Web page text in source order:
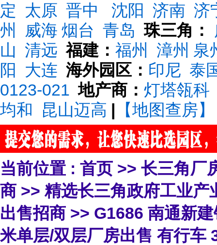
定 太原 晋中 沈阳 济南 济
州
威海 烟台 青岛 珠三角：
山 清远 福建： 福州 漳州 泉
阳
大连 海外园区： 印尼 泰
0123-021 地产商： 灯塔瓴科
均和
昆山迈高 | 【地图查房】
当前位置 : 首页 >> 长三角厂
商 >>精选长三角政府工业产
出售招商 >> G1686 南通新
米单层/双层厂房出售 有行车